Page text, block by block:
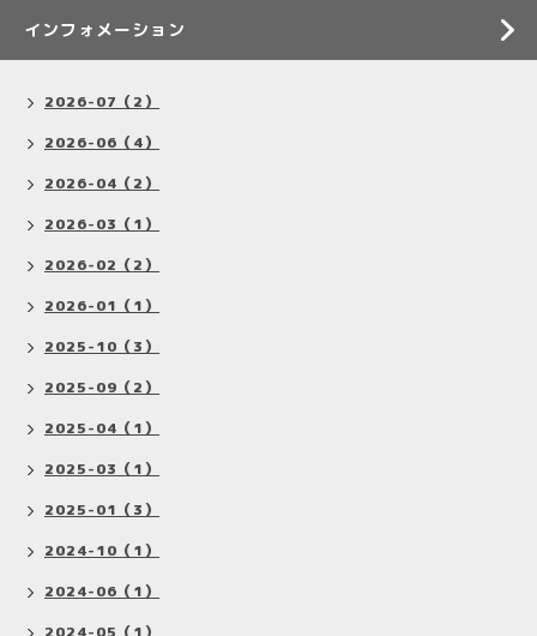
インフォメーション
2026-07（2）
2026-06（4）
2026-04（2）
2026-03（1）
2026-02（2）
2026-01（1）
2025-10（3）
2025-09（2）
2025-04（1）
2025-03（1）
2025-01（3）
2024-10（1）
2024-06（1）
2024-05（1）